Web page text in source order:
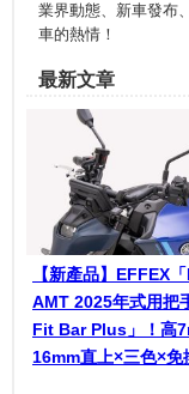
業界動態、新車發布
車的熱情！
最新文章
【新產品】EFFEX
AMT 2025年式用把
Fit Bar Plus」！高
16mm直上×三色×免